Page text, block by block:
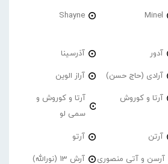
Minel
Shayne
آدور آذرسینا
آرادی (حاج حسن) آراز الوین
آرتا و کوروش
آرتا و کوروش و
سمی لو
آرتن آرتو
آرسن و آتی منصوری
آرش 13 (نورالله)